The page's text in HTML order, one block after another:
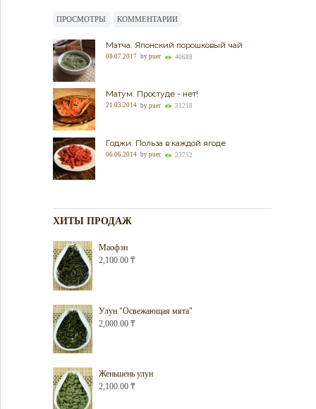
ПРОСМОТРЫ КОММЕНТАРИИ
Матча. Японский порошковый чай
08.07.2017 by puer 40688
Матум. Простуде - нет!
21.03.2014 by puer 31218
Годжи. Польза в каждой ягоде
06.06.2014 by puer 23752
ХИТЫ ПРОДАЖ
Маофэн
2,100.00 ₸
Улун "Освежающая мята"
2,000.00 ₸
Женьшень улун
2,100.00 ₸